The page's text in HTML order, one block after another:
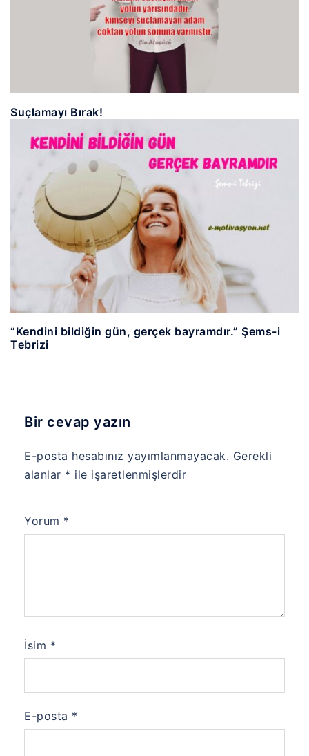
Suçlamayı Bırak!
“Kendini bildiğin gün, gerçek bayramdır.” Şems-i
Tebrizi
Bir cevap yazın
E-posta hesabınız yayımlanmayacak. Gerekli
alanlar * ile işaretlenmişlerdir
Yorum *
İsim *
E-posta *